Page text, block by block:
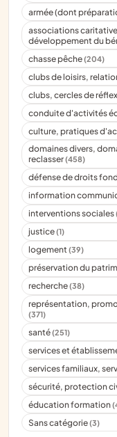
armée (dont
associations
développement du
chasse pêche(204)
clubs de loisirs,
clubs, cercles de
conduite d'activités
culture, pratiques
domaines divers,
reclasser(458)
défense de droits
information
interventions sociales
justice(1)
logement(39)
préservation du
recherche(38)
représentation,
(371)
santé(251)
services et
services familiaux,
sécurité, protection
éducation formation
Sans catégorie(3)